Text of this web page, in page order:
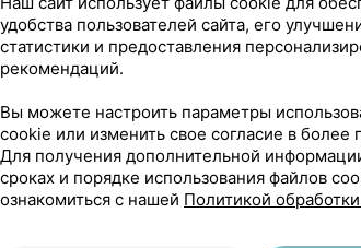
Где
мг×56
Гедеон Рихтер - рус, Россия
Где
удобства пользователей сайта, его
статистики и предоставления
рекомендаций.
Вы можете настроить параметры
cookie или изменить свое согласие в более
Для получения дополнительной
сроках и порядке использования файлов
ознакомиться с нашей Политикой